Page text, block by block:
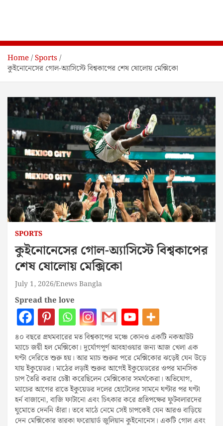
Home Sports
কুইনোনেসের গোল-অ্যাসিস্টে বিশ্বকাপের শেষ ষোলোয় মেক্সিকো
SPORTS
কুইনোনেসের গোল-অ্যাসিস্টে বিশ্বকাপের
শেষ ষোলোয় মেক্সিকো
July 1, 2026 Enews Bangla
Spread the love
৪০ বছরে প্রথমবারের মত বিশ্বকাপের মঞ্চে কোনও একটি নকআউট
ম্যাচে জয়ী হল মেক্সিকো। দুর্যোগপূর্ণ আবহাওয়ার জন্য আজ খেলা এক
ঘণ্টা দেরিতে শুরু হয়। আর ম্যাচ শুরুর পরে মেক্সিকোর ঝড়েই যেন উড়ে
যায় ইকুয়েডর। মাঠের লড়াই শুরুর আগেই ইকুয়েডরের ওপর মানসিক
চাপ তৈরি করার চেষ্টা করেছিলেন মেক্সিকোর সমর্থকেরা। অভিযোগ,
ম্যাচের আগের রাতে ইকুয়েডর দলের হোটেলের সামনে ঘণ্টার পর ঘণ্টা
হর্ন বাজানো, বাজি ফাটানো এবং চিৎকার করে প্রতিপক্ষের ফুটবলারদের
ঘুমোতে দেননি তাঁরা। তবে মাঠে নেমে সেই চাপকেই যেন আরও বাড়িয়ে
দেন মেক্সিকোর তারকা ফরোয়ার্ড জুলিয়ান কুইনোনেস। একটি গোল এবং